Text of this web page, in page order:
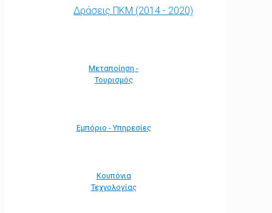
Δράσεις ΠΚΜ (2014 - 2020)
Μεταποίηση -
Τουρισμός
Εμπόριο - Υπηρεσίες
Κουπόνια
Τεχνολογίας